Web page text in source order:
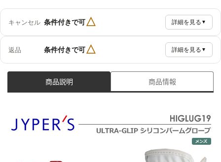
キャンセル 条件付きで可△ 詳細を見る ▼
返品 条件付きで可△ 詳細を見る ▼
商品説明 商品情報